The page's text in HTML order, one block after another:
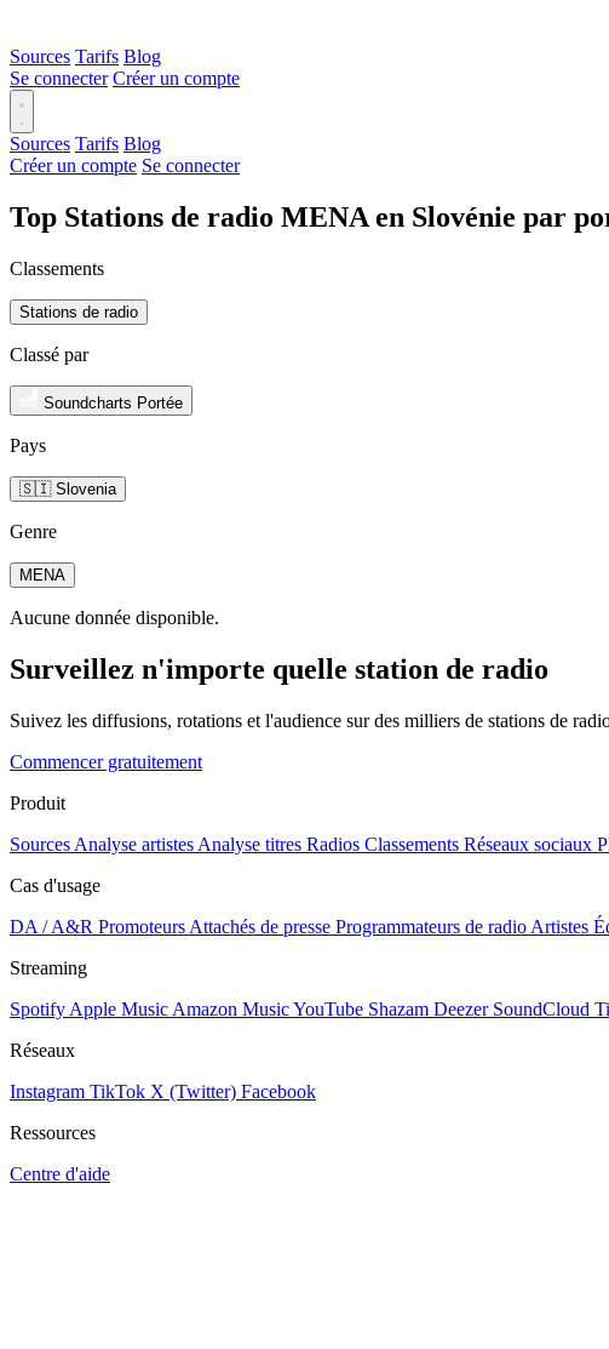
Sources Tarifs Blog
Se connecter Créer un compte
Sources Tarifs Blog
Créer un compte Se connecter
Top Stations de radio MENA en Slovénie par
Classements
Stations de radio
Classé par
Soundcharts Portée
Pays
🇸🇮 Slovenia
Genre
MENA
Aucune donnée disponible.
Surveillez n'importe quelle station de radio
Suivez les diffusions, rotations et l'audience sur des milliers de stations de
Commencer gratuitement
Produit
Sources Analyse artistes Analyse titres Radios Classements Réseaux sociaux
Cas d'usage
DA / A&R Promoteurs Attachés de presse Programmateurs de radio Artistes
Streaming
Spotify Apple Music Amazon MusicYouTube Shazam Deezer SoundCloud
Réseaux
Instagram TikTok X (Twitter) Facebook
Ressources
Centre d'aide